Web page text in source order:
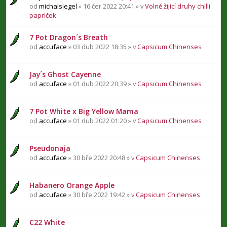
od michalsiegel » 16 čer 2022 20:41 » vVolně žijící druhy chilli
papriček
7 Pot Dragon´s Breath
od accuface » 03 dub 2022 18:35 » vCapsicum Chinenses
Jay´s Ghost Cayenne
od accuface » 01 dub 2022 20:39 » vCapsicum Chinenses
7 Pot White x Big Yellow Mama
od accuface » 01 dub 2022 01:20 » vCapsicum Chinenses
Pseudonaja
od accuface » 30 bře 2022 20:48 » vCapsicum Chinenses
Habanero Orange Apple
od accuface » 30 bře 2022 19:42 » vCapsicum Chinenses
C22 White